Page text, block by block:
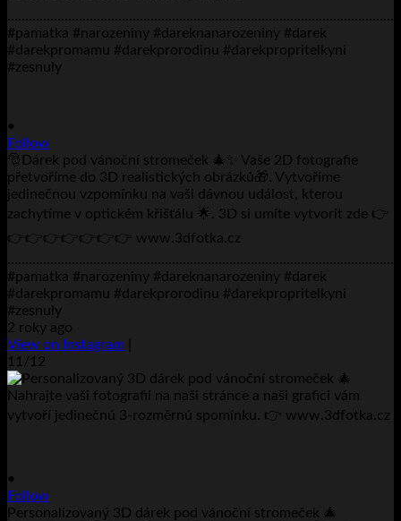
•
Follow
🎅Dárek pod vánoční stromeček 🎄✨ Vaše 2D fotografie
přetvoříme do 3D realistických obrázků🎁. Vytvoříme
jedinečnou vzpomínku na vaši dávnou událost, kterou
zachytíme v optickém křišťálu 🌟. 3D si umíte vytvorit zde 👉
👉👉👉👉👉👉👉 www.3dfotka.cz
………………………………………………………………………………………………..
#pamatka #narozeniny #dareknanarozeniny #darek
#darekpromamu #darekprorodinu #darekpropritelkyni
#zesnuly
2 roky ago
View on Instagram
11/12
•
Follow
Personalizovaný 3D dárek pod vánoční stromeček 🎄